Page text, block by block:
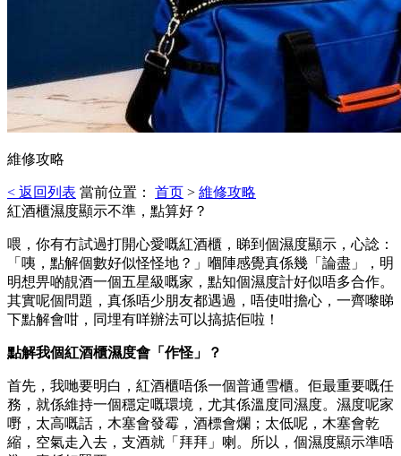
維修攻略
< 返回列表 當前位置： 首页 > 維修攻略
紅酒櫃濕度顯示不準，點算好？
喂，你有冇試過打開心愛嘅紅酒櫃，睇到個濕度顯示，心諗：
「咦，點解個數好似怪怪地？」嗰陣感覺真係幾「論盡」，明
明想畀啲靚酒一個五星級嘅家，點知個濕度計好似唔多合作。
其實呢個問題，真係唔少朋友都遇過，唔使咁擔心，一齊嚟睇
下點解會咁，同埋有咩辦法可以搞掂佢啦！
點解我個紅酒櫃濕度會「作怪」？
首先，我哋要明白，紅酒櫃唔係一個普通雪櫃。佢最重要嘅任
務，就係維持一個穩定嘅環境，尤其係溫度同濕度。濕度呢家
嘢，太高嘅話，木塞會發霉，酒標會爛；太低呢，木塞會乾
縮，空氣走入去，支酒就「拜拜」喇。所以，個濕度顯示準唔